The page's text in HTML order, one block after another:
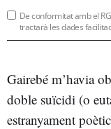
De conformitat amb el
tractarà les dades
Gairebé m’havia
doble suïcidi (o
estranyament